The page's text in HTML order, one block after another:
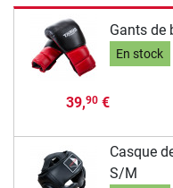
Gants de
En stock
39,90€
Casque
S/M